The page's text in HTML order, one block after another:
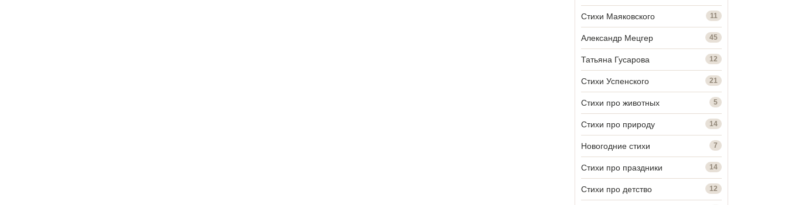
Стихи Маяковского 11
Александр Мецгер 45
Татьяна Гусарова 12
Стихи Успенского 21
Стихи про животных 5
Стихи про природу 14
Новогодние стихи 7
Стихи про праздники 14
Стихи про детство 12